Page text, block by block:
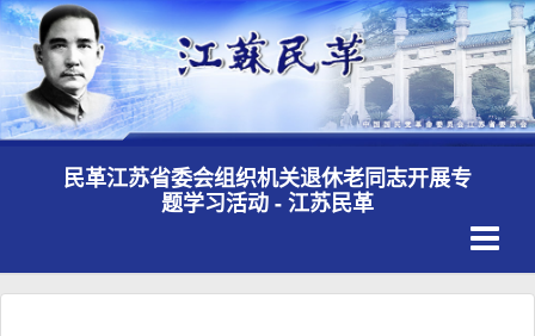
民革江苏省委会组织机关退休老同志开展专
题学习活动 - 江苏民革